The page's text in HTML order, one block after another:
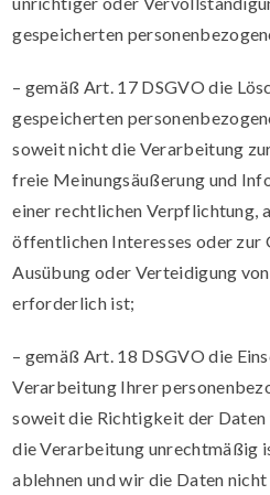
gespeicherten
– gemäß Art. 17 DSGVO die
gespeicherten
soweit nicht die Verarbeitung
freie Meinungsäußerung und
einer rechtlichen Verpflichtung,
öffentlichen Interesses oder zur
Ausübung oder Verteidigung
erforderlich ist;
– gemäß Art. 18 DSGVO die
Verarbeitung Ihrer
soweit die Richtigkeit der
die Verarbeitung unrechtmäßig
ablehnen und wir die Daten